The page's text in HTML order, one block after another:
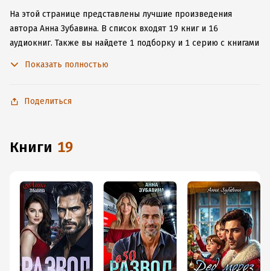
На этой странице представлены лучшие произведения
автора Анна Зубавина. В список входят 19 книг и 16
аудиокниг. Также вы найдете 1 подборку и 1 серию с книгами
iOS или Android, чтобы не расставаться с любимыми
Показать полностью
Поделиться
книги 19